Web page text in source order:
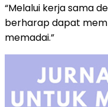
“Melalui kerja sama
berharap dapat
memadai.”